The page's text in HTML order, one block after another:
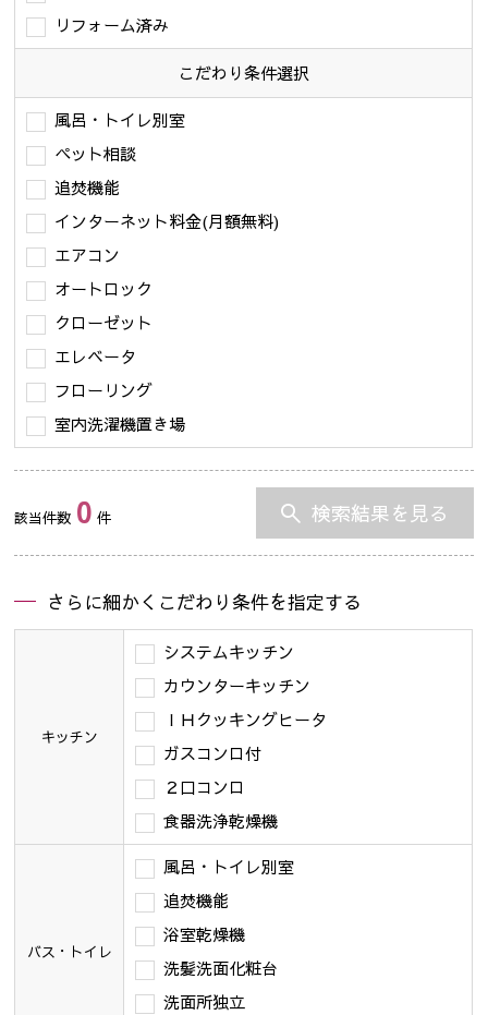
リフォーム済み
こだわり条件選択
風呂・トイレ別室
ペット相談
追焚機能
インターネット料金(月額無料)
エアコン
オートロック
クローゼット
エレベータ
フローリング
室内洗濯機置き場
該当件数 0 件 検索結果を見る
さらに細かくこだわり条件を指定する
キッチン
システムキッチン
カウンターキッチン
ＩＨクッキングヒータ
ガスコンロ付
２口コンロ
食器洗浄乾燥機
バス・トイレ
風呂・トイレ別室
追焚機能
浴室乾燥機
洗髪洗面化粧台
洗面所独立